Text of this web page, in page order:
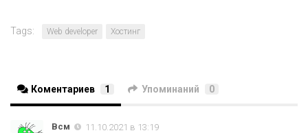
Tags: Web developer Хостинг
Коментариев 1 Упоминаний 0
Всм
11.10.2021 в 13:19